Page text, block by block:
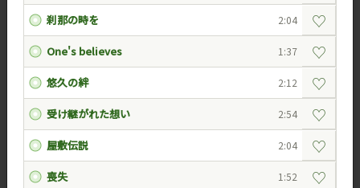
刹那の時を 2:04 ♡
One's believes 1:37 ♡
悠久の絆 2:12 ♡
受け継がれた想い 2:54 ♡
屋敷伝説 2:04 ♡
喪失 1:52 ♡